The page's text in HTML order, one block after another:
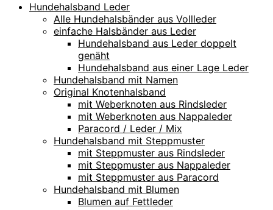
Hundehalsband Leder
Alle Hundehalsbänder aus Vollleder
einfache Halsbänder aus Leder
Hundehalsband aus Leder doppelt
genäht
Hundehalsband aus einer Lage Leder
Hundehalsband mit Namen
Original Knotenhalsband
mit Weberknoten aus Rindsleder
mit Weberknoten aus Nappaleder
Paracord / Leder / Mix
Hundehalsband mit Steppmuster
mit Steppmuster aus Rindsleder
mit Steppmuster aus Nappaleder
mit Steppmuster aus Paracord
Hundehalsband mit Blumen
Blumen auf Fettleder